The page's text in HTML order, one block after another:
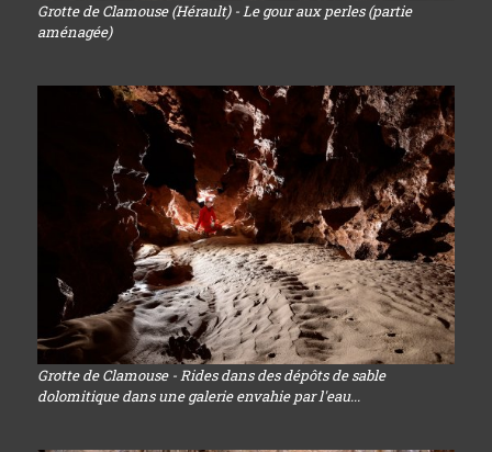
Grotte de Clamouse (Hérault) - Le gour aux perles (partie
aménagée)
Grotte de Clamouse - Rides dans des dépôts de sable
dolomitique dans une galerie envahie par l'eau...